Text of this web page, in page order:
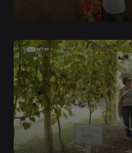
492256